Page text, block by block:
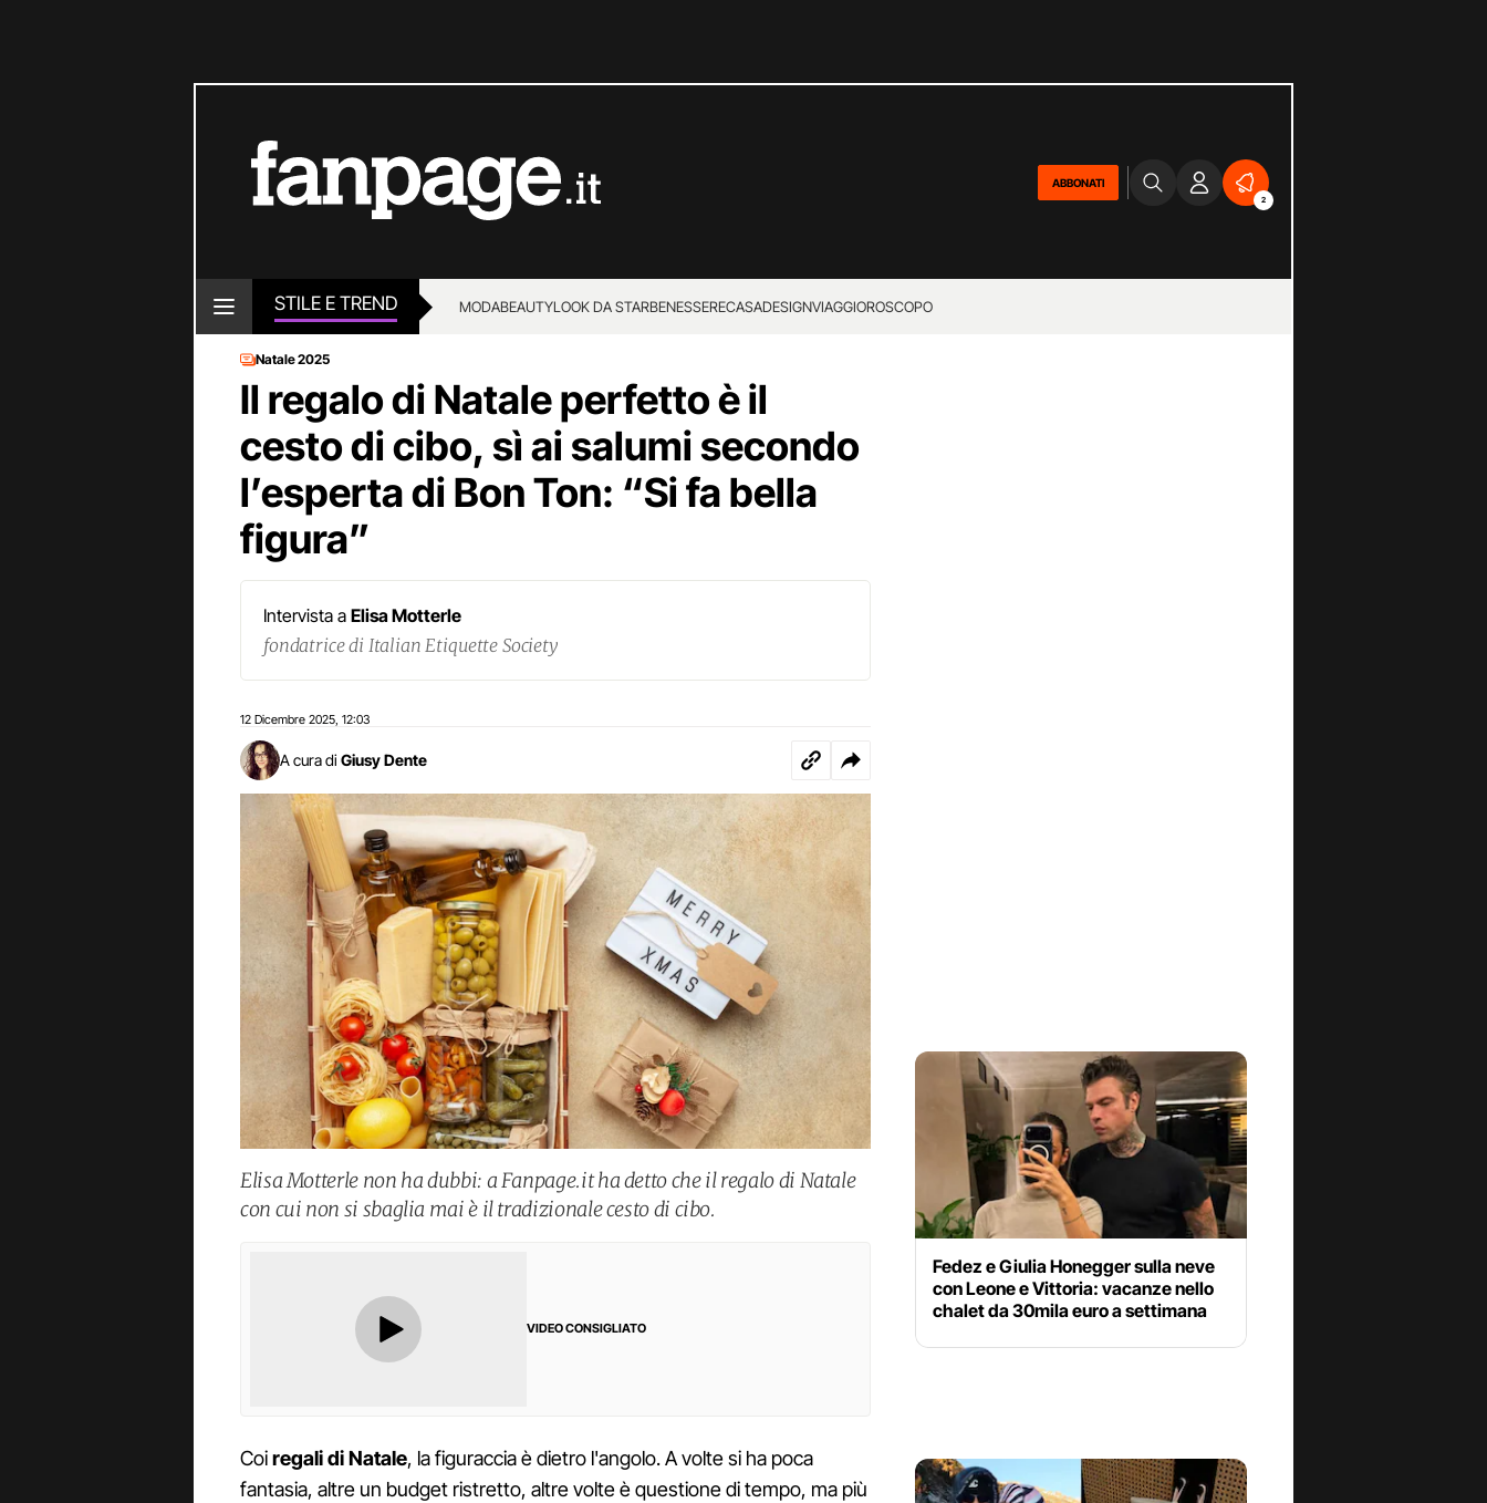
ABBONATI
2
STILE E TREND MODABEAUTYLOOK DA STARBENESSERECASADESIGNVIAGGIOROSCOPO
Natale 2025
Il regalo di Natale perfetto è il
cesto di cibo, sì ai salumi secondo
l’esperta di Bon Ton: “Si fa bella
figura”
Intervista a Elisa Motterle
fondatrice di Italian Etiquette Society
12 Dicembre 2025 12:03
A cura di Giusy Dente
Elisa Motterle non ha dubbi: a Fanpage.it ha detto che il regalo di Natale
con cui non si sbaglia mai è il tradizionale cesto di cibo.
VIDEO CONSIGLIATO
Coiregali di Natale, la figuraccia è dietro l'angolo. A volte si ha poca
fantasia, altre un budget ristretto, altre volte è questione di tempo, ma più
Fedez e Giulia Honegger sulla neve
con Leone e Vittoria: vacanze nello
chalet da 30mila euro a settimana